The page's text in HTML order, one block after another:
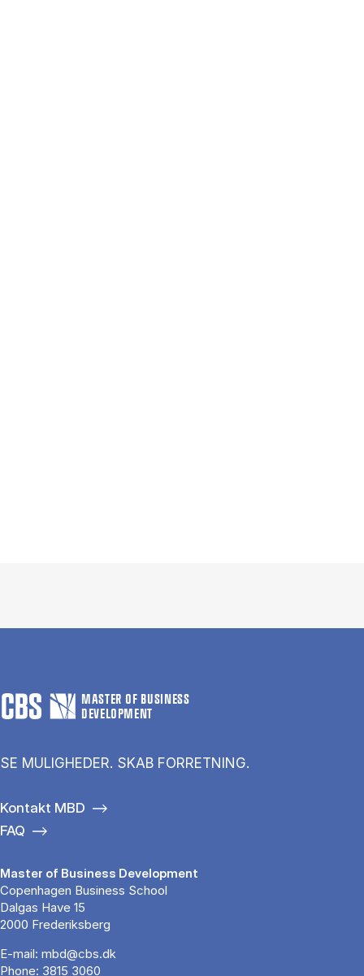
MASTER OF BUSINESS
DEVELOPMENT
SE MULIGHEDER. SKAB FORRETNING.
Kontakt MBD
FAQ
Master of Business Development
Copenhagen Business School
Dalgas Have 15
2000 Frederiksberg
E-mail: mbd@cbs.dk
Phone: 3815 3060